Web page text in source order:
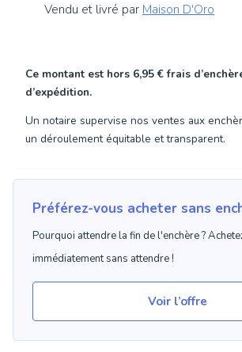
Vendu et livré par Maison D'Oro
Ce montant est hors 6,95 €frais
d’expédition.
Un notaire supervise nos ventes aux
un déroulement équitable et transparent.
Préférez-vous acheter sans
Pourquoi attendre la fin de l'enchère ?
immédiatement sans attendre !
Voir l’offre